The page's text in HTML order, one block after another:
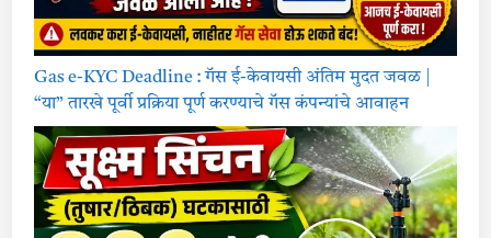
Gas e-KYC Deadline : गॅस ई-केवायसी अंतिम मुदत जवळ |
“या” तारखे पूर्वी प्रक्रिया पूर्ण करण्याचे गॅस कंपन्यांचे आवाहन